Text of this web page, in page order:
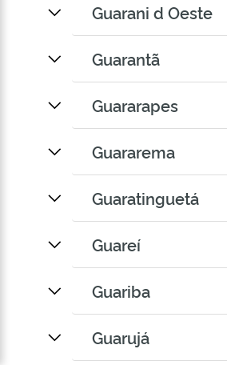
Guarani d Oeste
Guarantã
Guararapes
Guararema
Guaratinguetá
Guareí
Guariba
Guarujá